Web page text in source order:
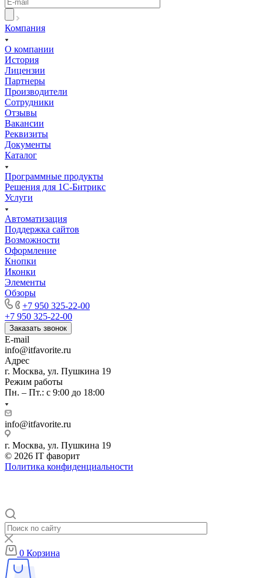
Компания
О компании
История
Лицензии
Партнеры
Производители
Сотрудники
Отзывы
Вакансии
Реквизиты
Документы
Каталог
Программные продукты
Решения для 1С-Битрикс
Услуги
Автоматизация
Поддержка сайтов
Возможности
Оформление
Кнопки
Иконки
Элементы
Обзоры
+7 950 325-22-00
+7 950 325-22-00
Заказать звонок
E-mail
info@itfavorite.ru
Адрес
г. Москва, ул. Пушкина 19
Режим работы
Пн. – Пт.: с 9:00 до 18:00
info@itfavorite.ru
г. Москва, ул. Пушкина 19
© 2026 IT фаворит
Политика конфиденциальности
0 Корзина